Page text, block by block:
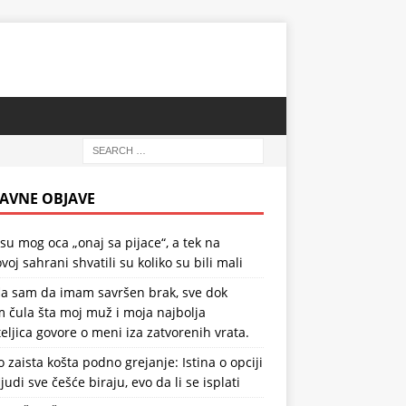
OBJAVE
mog oca „onaj sa pijace“, a tek na
sahrani shvatili su koliko su bili mali
sam da imam savršen brak, sve dok
čula šta moj muž i moja najbolja
govore o meni iza zatvorenih vrata.
zaista košta podno grejanje: Istina o opciji
sve češće biraju, evo da li se isplati